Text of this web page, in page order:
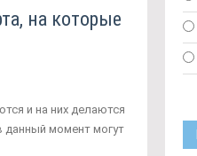
на которые
и на них делаются
данный момент могут